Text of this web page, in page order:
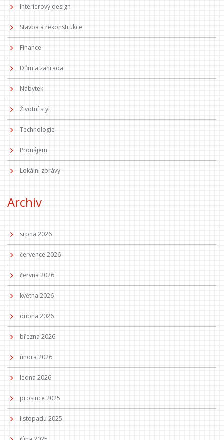
Interiérový design
Stavba a rekonstrukce
Finance
Dům a zahrada
Nábytek
Životní styl
Technologie
Pronájem
Lokální zprávy
Archiv
srpna 2026
července 2026
června 2026
května 2026
dubna 2026
března 2026
února 2026
ledna 2026
prosince 2025
listopadu 2025